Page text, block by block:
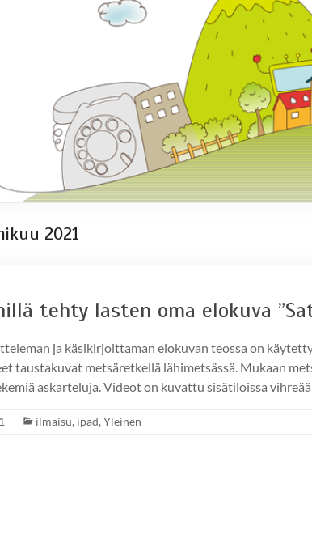
2021
tehty lasten oma elokuva
ja käsikirjoittaman elokuvan teossa on
taustakuvat metsäretkellä lähimetsässä. Mukaan
askarteluja. Videot on kuvattu sisätiloissa
ilmaisu, ipad, Yleinen